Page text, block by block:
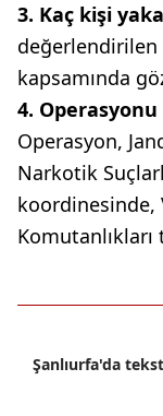
3. Kaç kişi
kapsamında
4.
Operasyon,
Narkotik
koordinesinde,
Şanlıurfa'da